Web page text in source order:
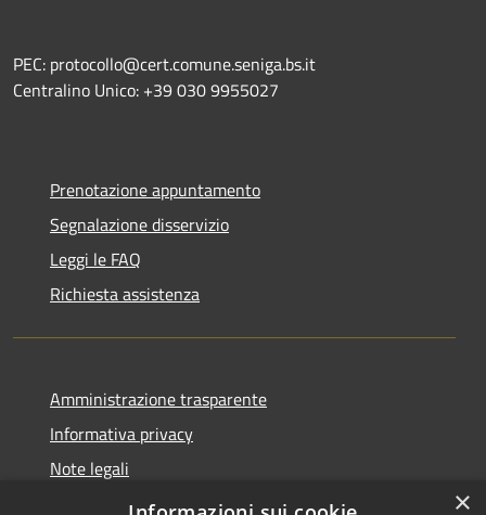
PEC: protocollo@cert.comune.seniga.bs.it
Centralino Unico: +39 030 9955027
Prenotazione appuntamento
Segnalazione disservizio
Leggi le FAQ
Richiesta assistenza
Amministrazione trasparente
Informativa privacy
Note legali
Dichiarazione di accessibilità
×